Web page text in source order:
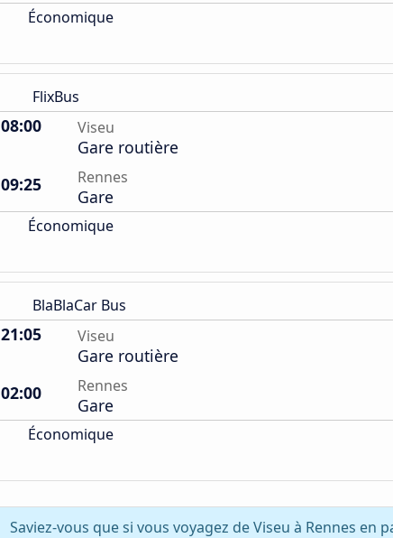
Économique
FlixBus
08:00 Viseu
Gare routière
09:25
Rennes
Gare
Économique
BlaBlaCar Bus
21:05 Viseu
Gare routière
02:00
Rennes
Gare
Économique
Saviez-vous que si vous voyagez de Viseu à Rennes